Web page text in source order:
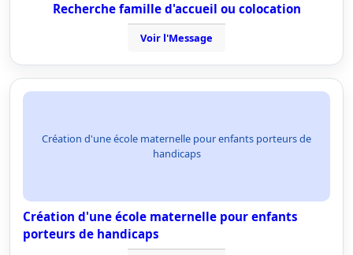
Recherche famille d'accueil ou colocation
Voir l'Message
Création d'une école maternelle pour enfants porteurs de
handicaps
Création d'une école maternelle pour enfants
porteurs de handicaps